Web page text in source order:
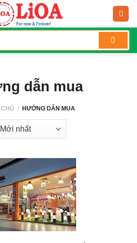
dẫn mua
/ HƯỚNG DẪN MUA